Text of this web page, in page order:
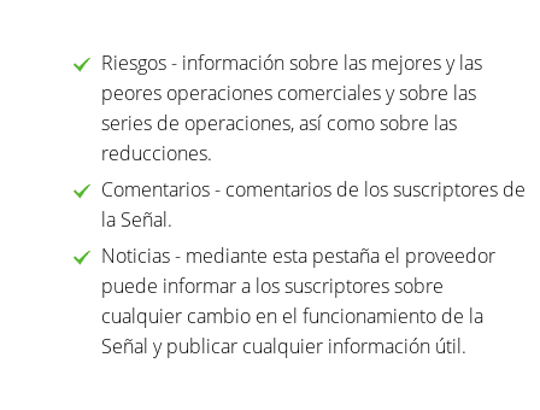
Riesgos - información sobre las mejores y las
peores operaciones comerciales y sobre las
series de operaciones, así como sobre las
reducciones.
Comentarios - comentarios de los suscriptores de
la Señal.
Noticias - mediante esta pestaña el proveedor
puede informar a los suscriptores sobre
cualquier cambio en el funcionamiento de la
Señal y publicar cualquier información útil.